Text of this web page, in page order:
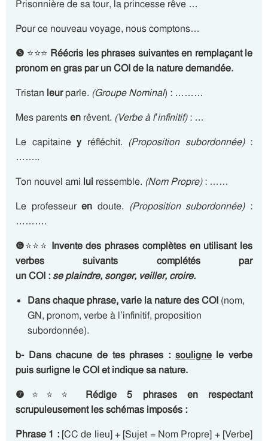
Prisonnière de sa tour, la princesse rêve …
Pour ce nouveau voyage, nous comptons…
❺ ⭐⭐⭐ Réécris les phrases suivantes en remplaçant le
pronom en gras par un COI de la nature demandée.
Tristan leurparle. (Groupe Nominal) : ………
Mes parentsen rêvent. (Verbe à l’infinitif): …
Le capitaine yréfléchit. (Proposition subordonnée):
……..
Ton nouvel ami lui ressemble. (Nom Propre): ……
Le professeuren doute. (Proposition subordonnée):
……….
❻⭐⭐⭐ Invente des phrases complètes en utilisant les
verbes suivants complétés par
un COI : se plaindre, songer, veiller, croire.
Dans chaque phrase,varie la nature des COI (nom,
GN, pronom, verbe à l’infinitif, proposition
subordonnée).
b- Dans chacune de tes phrases : soulignele verbe
puis surligne le COI et indique sa nature.
❼ ⭐⭐⭐ Rédige 5 phrases en respectant
scrupuleusement les schémas imposés :
Phrase 1 :[CC de lieu] + [Sujet = Nom Propre] + [Verbe]